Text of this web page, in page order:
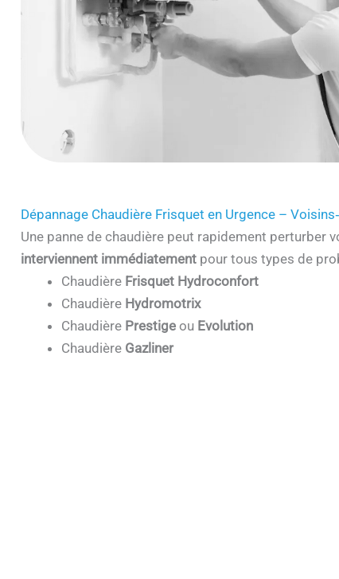
Dépannage Chaudière Frisquet en Urgence –
Une panne de chaudière peut rapidement perturber
interviennent immédiatementpour tous types de
Chaudière Frisquet Hydroconfort
Chaudière Hydromotrix
Chaudière Prestigeou Evolution
Chaudière Gazliner